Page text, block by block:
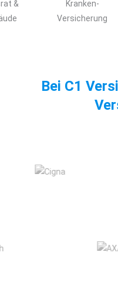
&
Kranken-
Versicherung
Bei C1